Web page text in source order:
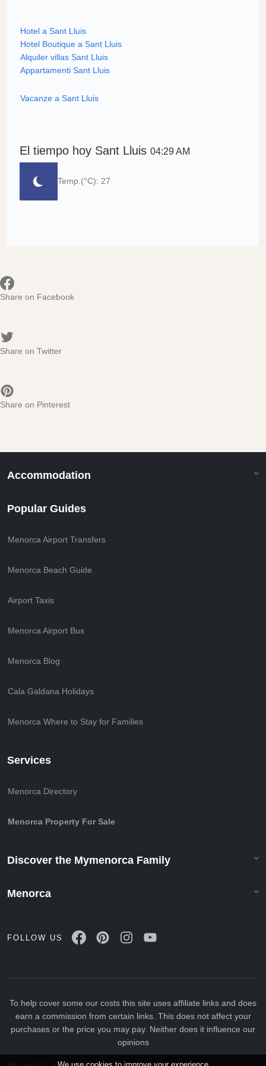
Hotel a Sant Lluis
Hotel Boutique a Sant Lluis
Alquiler villas Sant Lluis
Appartamenti Sant Lluis
Vacanze a Sant Lluis
El tiempo hoy Sant Lluis 04:29 AM
Temp.(°C): 27
Share on Facebook
Share on Twitter
Share on Pinterest
Accommodation
Popular Guides
Menorca Airport Transfers
Menorca Beach Guide
Airport Taxis
Menorca Airport Bus
Menorca Blog
Cala Galdana Holidays
Menorca Where to Stay for Families
Services
Menorca Directory
Menorca Property For Sale
Discover the Mymenorca Family
Menorca
FOLLOW US
To help cover some our costs this site uses affiliate links and does
earn a commission from certain links. This does not affect your
purchases or the price you may pay. Neither does it influence our
opinions